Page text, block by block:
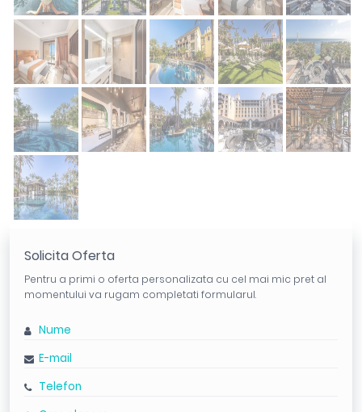
Solicita Oferta
Pentru a primi o oferta personalizata cu cel mai mic pret al
momentului va rugam completati formularul.